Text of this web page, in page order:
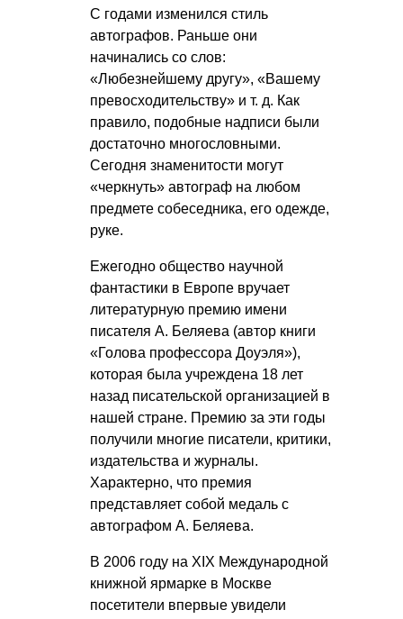
С годами изменился стиль
автографов. Раньше они
начинались со слов:
«Любезнейшему другу», «Вашему
превосходительству» и т. д. Как
правило, подобные надписи были
достаточно многословными.
Сегодня знаменитости могут
«черкнуть» автограф на любом
предмете собеседника, его одежде,
руке.
Ежегодно общество научной
фантастики в Европе вручает
литературную премию имени
писателя А. Беляева (автор книги
«Голова профессора Доуэля»),
которая была учреждена 18 лет
назад писательской организацией в
нашей стране. Премию за эти годы
получили многие писатели, критики,
издательства и журналы.
Характерно, что премия
представляет собой медаль с
автографом А. Беляева.
В 2006 году на ХIХ Международной
книжной ярмарке в Москве
посетители впервые увидели